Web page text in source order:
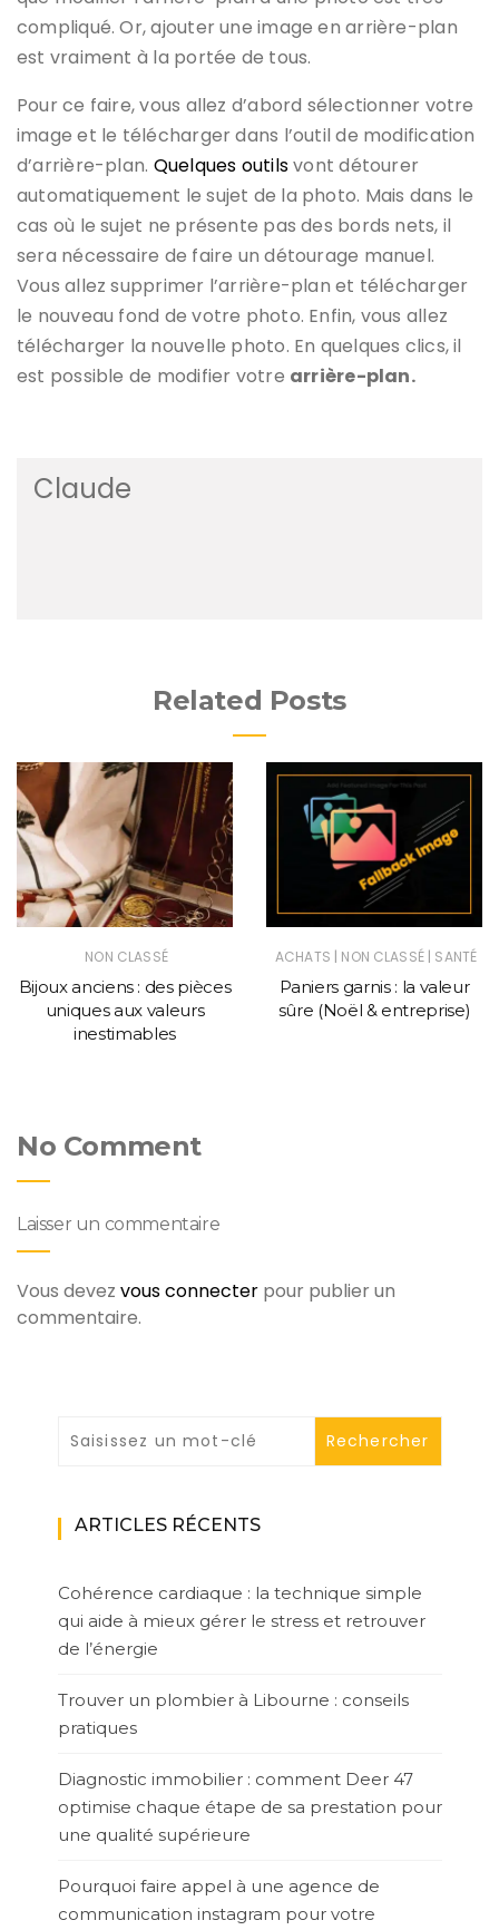
compliqué. Or, ajouter une image en arrière-plan
est vraiment à la portée de tous.
Pour ce faire, vous allez d’abord sélectionner votre
image et le télécharger dans l’outil de modification
d’arrière-plan. Quelques outilsvont détourer
automatiquement le sujet de la photo. Mais dans le
cas où le sujet ne présente pas des bords nets, il
sera nécessaire de faire un détourage manuel.
Vous allez supprimer l’arrière-plan et télécharger
le nouveau fond de votre photo. Enfin, vous allez
télécharger la nouvelle photo. En quelques clics, il
est possible de modifier votre arrière-plan.
Claude
Related Posts
NON CLASSÉ
Bijoux anciens : des pièces
uniques aux valeurs
inestimables
ACHATS | NON CLASSÉ | SANTÉ
Paniers garnis : la valeur
sûre (Noël & entreprise)
No Comment
Laisser un commentaire
Vous devez vous connecter pour publier un
commentaire.
ARTICLES RÉCENTS
Cohérence cardiaque : la technique simple
qui aide à mieux gérer le stress et retrouver
de l’énergie
Trouver un plombier à Libourne : conseils
pratiques
Diagnostic immobilier : comment Deer 47
optimise chaque étape de sa prestation pour
une qualité supérieure
Pourquoi faire appel à une agence de
communication instagram pour votre